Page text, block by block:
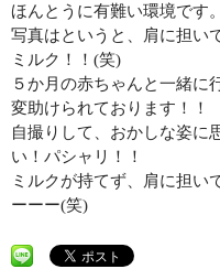
お問い合わせ
CONTACT
ほんとうに有難い環境です。
写真はというと、肩に担い
ミルク！！(笑)
５か月の赤ちゃんと一緒に
変助けられております！！
自撮りして、おかしな姿に
い！パシャリ！！
ミルクが持てず、肩に担い
ーーー(笑)